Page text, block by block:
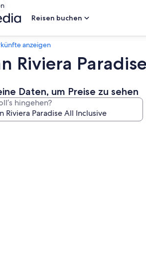
Reisen buchen
anzeigen
Riviera
Daten, um Preise zu sehen
hingehen?